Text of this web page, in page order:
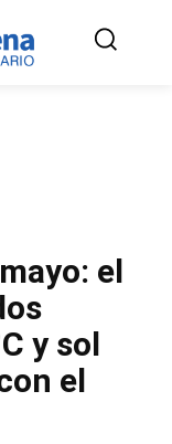
el
y sol
el